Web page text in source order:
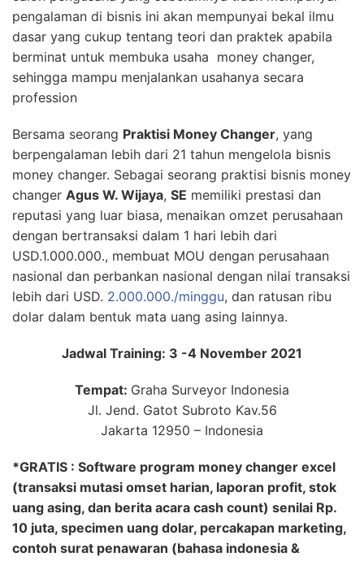
pengalaman di bisnis ini akan mempunyai bekal ilmu
dasar yang cukup tentang teori dan praktek apabila
berminat untuk membuka usaha money changer,
sehingga mampu menjalankan usahanya secara
profession
Bersama seorang Praktisi Money Changer, yang
berpengalaman lebih dari 21 tahun mengelola bisnis
money changer. Sebagai seorang praktisi bisnis money
changer Agus W. Wijaya, SE memiliki prestasi dan
reputasi yang luar biasa, menaikan omzet perusahaan
dengan bertransaksi dalam 1 hari lebih dari
USD.1.000.000., membuat MOU dengan perusahaan
nasional dan perbankan nasional dengan nilai transaksi
lebih dari USD. 2.000.000./minggu, dan ratusan ribu
dolar dalam bentuk mata uang asing lainnya.
Jadwal Training: 3 -4 November 2021
Tempat: Graha Surveyor Indonesia
Jl. Jend. Gatot Subroto Kav.56
Jakarta 12950 – Indonesia
*GRATIS : Software program money changer excel
(transaksi mutasi omset harian, laporan profit, stok
uang asing, dan berita acara cash count) senilai Rp.
10 juta, specimen uang dolar, percakapan marketing,
contoh surat penawaran (bahasa indonesia &